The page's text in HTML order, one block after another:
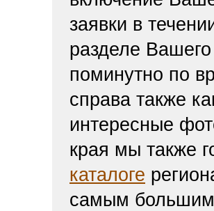
заявки в
разделе
поминутно по
справа также
интересные
края мы также
каталоге
самым большим